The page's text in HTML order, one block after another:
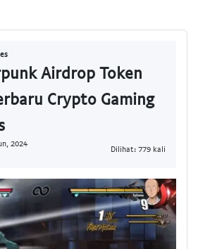
Airdrop Token
Crypto Gaming
2024
Dilihat: 779 kali